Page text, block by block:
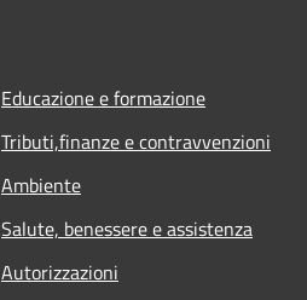
Educazione e formazione
Tributi,finanze e contravvenzioni
Ambiente
Salute, benessere e assistenza
Autorizzazioni